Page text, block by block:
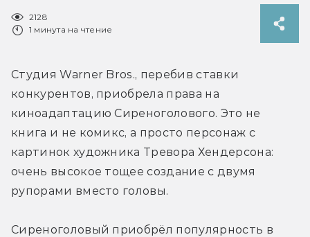
2128
1 минута на чтение
Студия Warner Bros., перебив ставки
конкурентов, приобрела права на
киноадаптацию Сиреноголового. Это не
книга и не комикс, а просто персонаж с
картинок художника Тревора Хендерсона:
очень высокое тощее создание с двумя
рупорами вместо головы.
Сиреноголовый приобрёл популярность в